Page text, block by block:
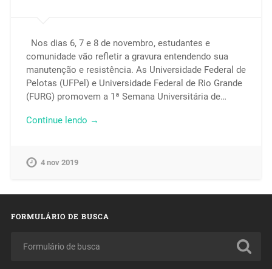
Nos dias 6, 7 e 8 de novembro, estudantes e
comunidade vão refletir a gravura entendendo sua
manutenção e resistência. As Universidade Federal de
Pelotas (UFPel) e Universidade Federal de Rio Grande
(FURG) promovem a 1ª Semana Universitária de…
Continue lendo →
4 nov 2019
FORMULÁRIO DE BUSCA